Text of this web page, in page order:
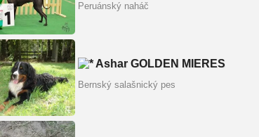
Peruánský naháč
Ashar GOLDEN MIERES
Bernský salašnický pes